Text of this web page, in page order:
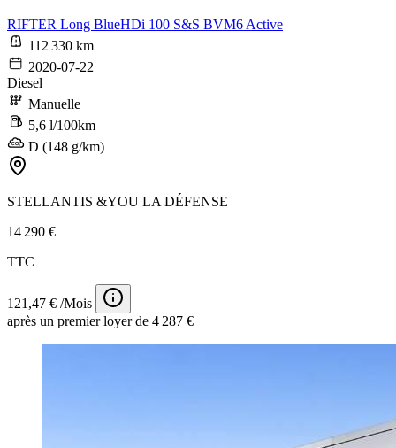
RIFTER Long BlueHDi 100 S&S BVM6 Active
112 330 km
2020-07-22
Diesel
Manuelle
5,6 l/100km
D (148 g/km)
STELLANTIS &YOU LA DÉFENSE
14 290 €
TTC
121,47 € /Mois
après un premier loyer de 4 287 €